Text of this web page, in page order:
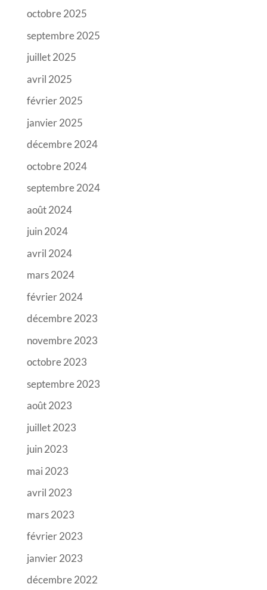
octobre 2025
septembre 2025
juillet 2025
avril 2025
février 2025
janvier 2025
décembre 2024
octobre 2024
septembre 2024
août 2024
juin 2024
avril 2024
mars 2024
février 2024
décembre 2023
novembre 2023
octobre 2023
septembre 2023
août 2023
juillet 2023
juin 2023
mai 2023
avril 2023
mars 2023
février 2023
janvier 2023
décembre 2022